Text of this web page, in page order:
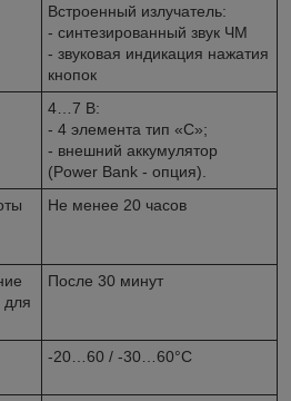
Встроенный излучатель:
- синтезированный звук ЧМ
- звуковая индикация нажатия
кнопок
4…7 В:
- 4 элемента тип «С»;
- внешний аккумулятор
(Power Bank - опция).
Не менее 20 часов
для
После 30 минут
-20…60 / -30…60°С